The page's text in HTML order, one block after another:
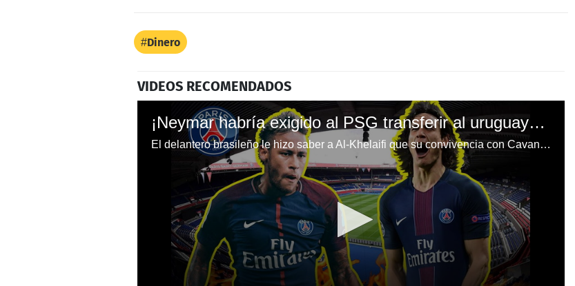
Dinero
VIDEOS RECOMENDADOS
¡Neymar habría exigido al PSG transferir al uruguayo Cavani!
El delantero brasileño le hizo saber a Al-Khelaifi que su convivencia con Cavani no es la ideal.